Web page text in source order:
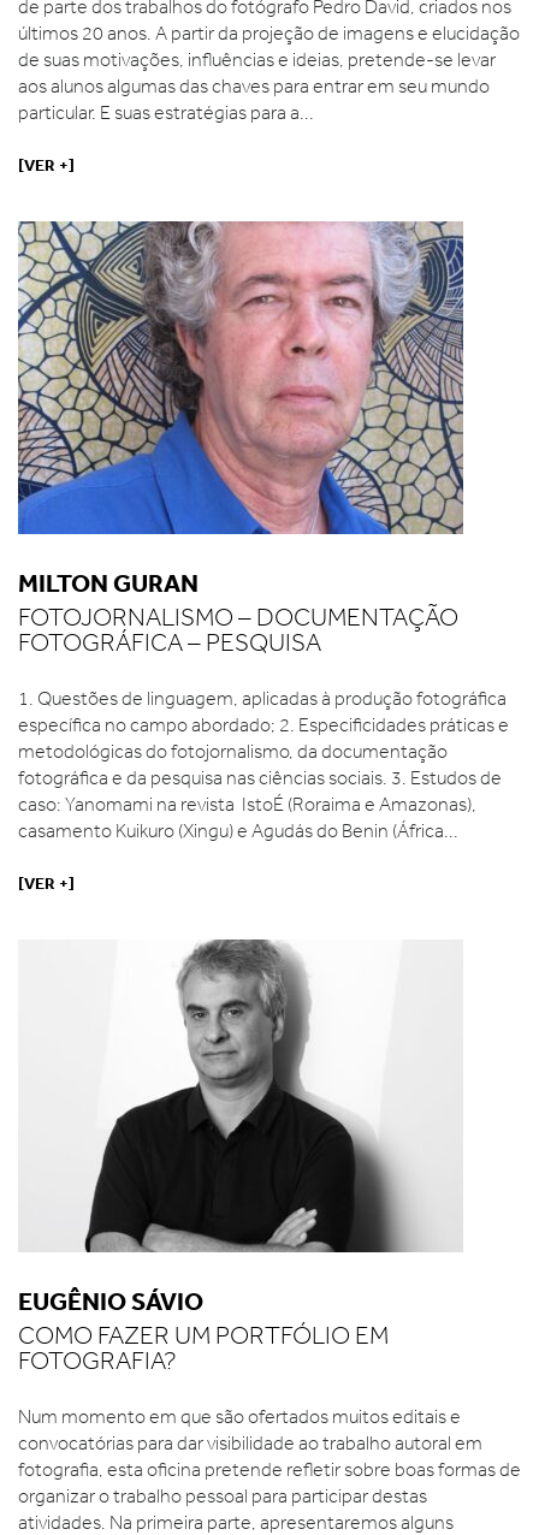
de parte dos trabalhos do fotógrafo Pedro David, criados nos
últimos 20 anos. A partir da projeção de imagens e elucidação
de suas motivações, influências e ideias, pretende-se levar
aos alunos algumas das chaves para entrar em seu mundo
particular. E suas estratégias para a...
[VER +]
MILTON GURAN
FOTOJORNALISMO – DOCUMENTAÇÃO
FOTOGRÁFICA – PESQUISA
1. Questões de linguagem, aplicadas à produção fotográfica
específica no campo abordado; 2. Especificidades práticas e
metodológicas do fotojornalismo, da documentação
fotográfica e da pesquisa nas ciências sociais. 3. Estudos de
caso: Yanomami na revista IstoÉ (Roraima e Amazonas),
casamento Kuikuro (Xingu) e Agudás do Benin (África...
[VER +]
EUGÊNIO SÁVIO
COMO FAZER UM PORTFÓLIO EM
FOTOGRAFIA?
Num momento em que são ofertados muitos editais e
convocatórias para dar visibilidade ao trabalho autoral em
fotografia, esta oficina pretende refletir sobre boas formas de
organizar o trabalho pessoal para participar destas
atividades. Na primeira parte, apresentaremos alguns